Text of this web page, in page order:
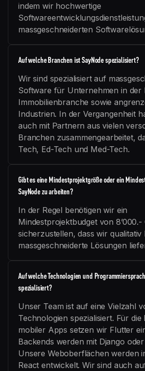
indem wir hochwertige
massgeschneiderten
Auf welche Branchen ist SayNode spezialisiert?
Wir sind spezialisiert auf
Software für Unternehmen in der
Immobilienbranche sowie
Industrien. In der Vergangenheit
auch mit Partnern aus vielen
Branchen zusammengearbeitet,
Tech, Ed-Tech und Med-Tech.
Gibt es eine Mindestprojektgröße oder ein
SayNode zu arbeiten?
In der Regel benötigen wir ein
Mindestprojektbudget von 8’000.-
sicherzustellen, dass wir qualitativ
massgeschneiderte Lösungen
Auf welche Technologien und
spezialisiert?
Unser Team ist auf eine Vielzahl
Technologien spezialisiert. Für die
mobiler Apps setzen wir Flutter
Backends werden mit Django
Unsere Weboberflächen werden
React entwickelt. Wir sind auch